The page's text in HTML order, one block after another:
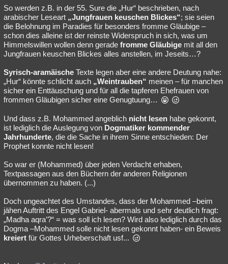
So werden z.B. in der 55. Sure die „Hur“ beschrieben, nach
arabischer Leseart „Jungfrauen keuschen Blickes“; sie seien
die Belohnung im Paradies für besonders fromme Gläubige –
schon dies alleine ist der reinste Widerspruch in sich, was um
Himmelswillen wollen denn gerade fromme Gläubige mit all den
Jungfrauen keuschen Blickes alles anstellen, im Jeseits…?
Syrisch-aramäische Texte legen aber eine andere Deutung nahe:
„Hur“ könnte schlicht auch „Weintrauben“ meinen – für manchen
sicher ein Enttäuschung und für all die tapferen Ehefrauen von
frommen Gläubigen sicher eine Genugtuung…
Und dass z.B. Mohammed angeblich nicht lesen habe gekonnt,
ist lediglich die Auslegung von Dogmatiker kommender
Jahrhunderte, die die Sache in ihrem Sinne entschieden: Der
Prophet konnte nicht lesen!
So war er (Mohammed) über jeden Verdacht erhaben,
Textpassagen aus den Büchern der anderen Religionen
übernommen zu haben. (...)
Doch ungeachtet des Umstandes, dass der Mohammed –beim
jähen Auftritt des Engel Gabriel- abermals und sehr deutlich fragt:
„Madha aqra’?“ = was soll ich lesen? Wird also lediglich durch das
Dogma –Mohammed solle nicht lesen gekonnt haben- ein Beweis
kreiert für Gottes Urheberschaft usf...